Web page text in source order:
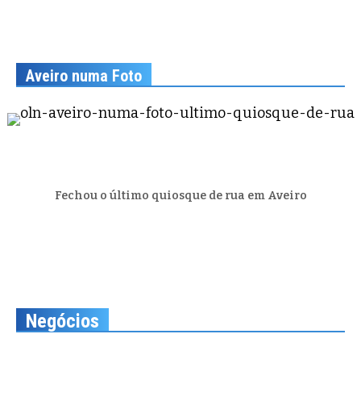
Aveiro numa Foto
Fechou o último quiosque de rua em Aveiro
Negócios